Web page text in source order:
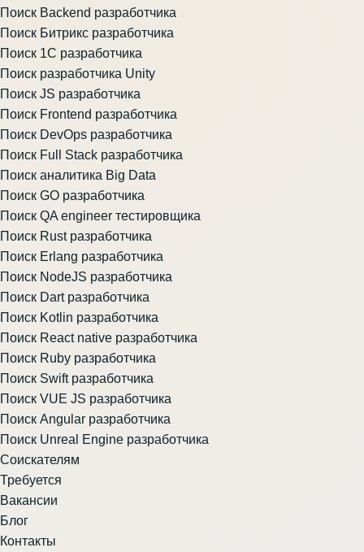
Поиск Backend разработчика
Поиск Битрикс разработчика
Поиск 1С разработчика
Поиск разработчика Unity
Поиск JS разработчика
Поиск Frontend разработчика
Поиск DevOps разработчика
Поиск Full Stack разработчика
Поиск аналитика Big Data
Поиск GO разработчика
Поиск QA engineer тестировщика
Поиск Rust разработчика
Поиск Erlang разработчика
Поиск NodeJS разработчика
Поиск Dart разработчика
Поиск Kotlin разработчика
Поиск React native разработчика
Поиск Ruby разработчика
Поиск Swift разработчика
Поиск VUE JS разработчика
Поиск Angular разработчика
Поиск Unreal Engine разработчика
Соискателям
Требуется
Вакансии
Блог
Контакты